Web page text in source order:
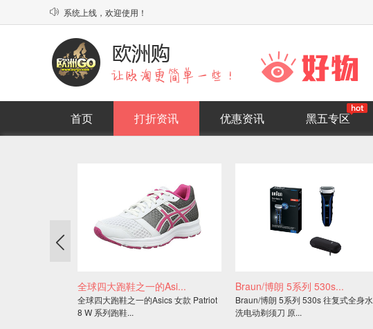
 系统上线，欢迎使用！
代下单平台发布了！
首页 打折资讯 优惠资讯 黑五专区
全球四大跑鞋之一的Asi...
全球四大跑鞋之一的Asics 女款 Patriot
8 W 系列跑鞋...
Braun/博朗 5系列 530s...
Braun/博朗 5系列 530s 往复式全身水
洗电动剃须刀 原...
